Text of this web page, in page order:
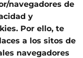
navegadores de
y
Por ello, te
a los sitos de
navegadores